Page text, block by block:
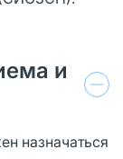
и
назначаться